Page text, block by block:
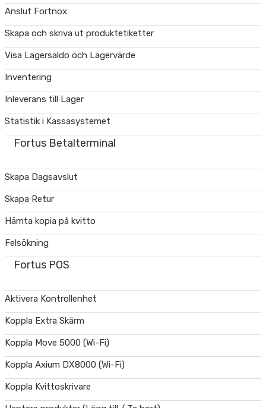
Anslut Fortnox
Skapa och skriva ut produktetiketter
Visa Lagersaldo och Lagervärde
Inventering
Inleverans till Lager
Statistik i Kassasystemet
Fortus Betalterminal
Skapa Dagsavslut
Skapa Retur
Hämta kopia på kvitto
Felsökning
Fortus POS
Aktivera Kontrollenhet
Koppla Extra Skärm
Koppla Move 5000 (Wi-Fi)
Koppla Axium DX8000 (Wi-Fi)
Koppla Kvittoskrivare